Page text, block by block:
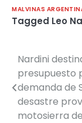
MALVINAS
Tagged Leo
de
entradas
Nardini
presupuesto
demanda de
desastre
motosierra